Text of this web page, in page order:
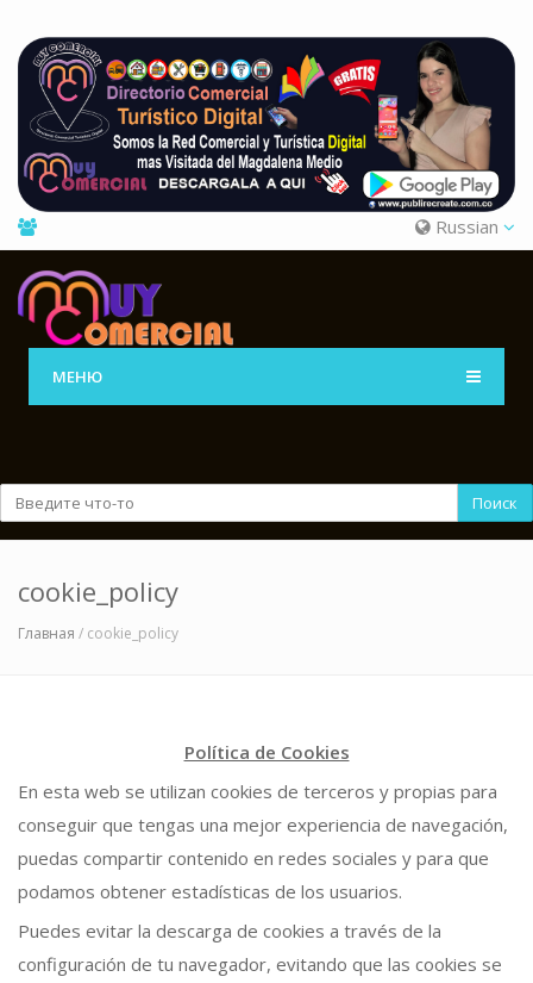
Russian
МЕНЮ
Поиск
cookie_policy
Главная / cookie_policy
Política de Cookies
En esta web se utilizan cookies de terceros y propias para
conseguir que tengas una mejor experiencia de navegación,
puedas compartir contenido en redes sociales y para que
podamos obtener estadísticas de los usuarios.
Puedes evitar la descarga de cookies a través de la
configuración de tu navegador, evitando que las cookies se